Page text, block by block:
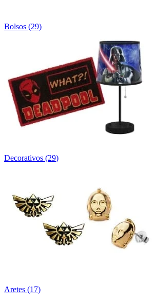
Bolsos (29)
Decorativos (29)
Aretes (17)